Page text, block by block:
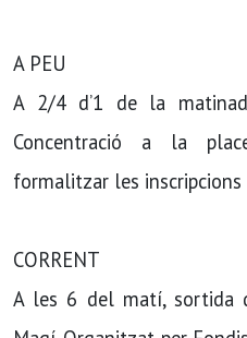
A PEU
A 2/4 d’1 de la
Concentració a la
formalitzar les
CORRENT
A les 6 del matí, sortida